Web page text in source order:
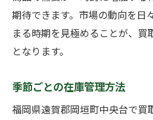
期待できます。市場の動向を日
まる時期を見極めることが、
となります。
季節ごとの在庫管理方法
福岡県遠賀郡岡垣町中央台で買